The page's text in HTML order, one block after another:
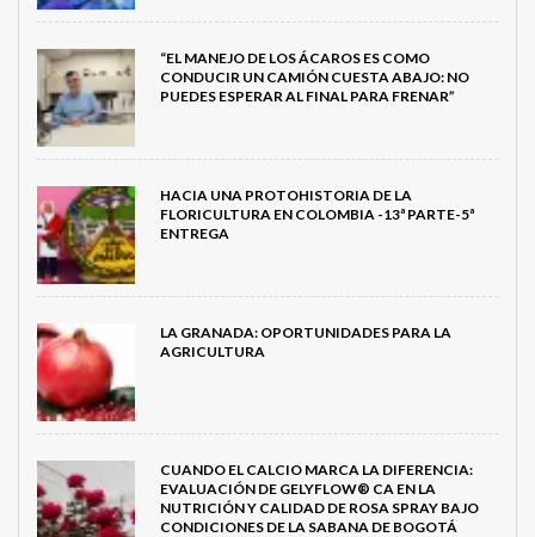
“EL MANEJO DE LOS ÁCAROS ES COMO
CONDUCIR UN CAMIÓN CUESTA ABAJO: NO
PUEDES ESPERAR AL FINAL PARA FRENAR”
HACIA UNA PROTOHISTORIA DE LA
FLORICULTURA EN COLOMBIA -13ª PARTE-5ª
ENTREGA
LA GRANADA: OPORTUNIDADES PARA LA
AGRICULTURA
CUANDO EL CALCIO MARCA LA DIFERENCIA:
EVALUACIÓN DE GELYFLOW® CA EN LA
NUTRICIÓN Y CALIDAD DE ROSA SPRAY BAJO
CONDICIONES DE LA SABANA DE BOGOTÁ